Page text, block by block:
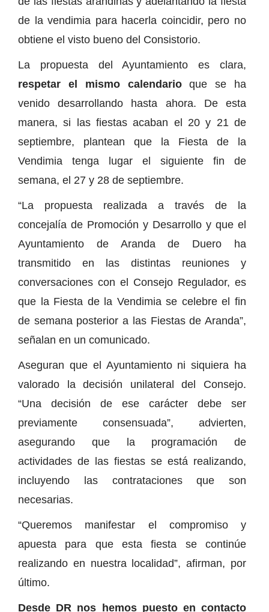
de la vendimia para hacerla coincidir, pero no
obtiene el visto bueno del Consistorio.
La propuesta del Ayuntamiento es clara,
respetar el mismo calendarioque se ha
venido desarrollando hasta ahora. De esta
manera, si las fiestas acaban el 20 y 21 de
septiembre, plantean que la Fiesta de la
Vendimia tenga lugar el siguiente fin de
semana, el 27 y 28 de septiembre.
“La propuesta realizada a través de la
concejalía de Promoción y Desarrollo y que el
Ayuntamiento de Aranda de Duero ha
transmitido en las distintas reuniones y
conversaciones con el Consejo Regulador, es
que la Fiesta de la Vendimia se celebre el fin
de semana posterior a las Fiestas de Aranda”,
señalan en un comunicado.
Aseguran que el Ayuntamiento ni siquiera ha
valorado la decisión unilateral del Consejo.
“Una decisión de ese carácter debe ser
previamente consensuada”, advierten,
asegurando que la programación de
actividades de las fiestas se está realizando,
incluyendo las contrataciones que son
necesarias.
“Queremos manifestar el compromiso y
apuesta para que esta fiesta se continúe
realizando en nuestra localidad”, afirman, por
último.
Desde DR nos hemos puesto en contacto